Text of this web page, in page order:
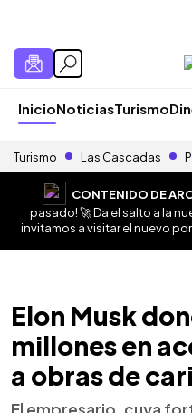
InicioNoticiasTurismo
Turismo Las Cascadas
CONTENIDO DE
pasado! 🚀 Da el salto a la
invitamos a visitar el nuevo
Elon Musk
millones en
a obras de